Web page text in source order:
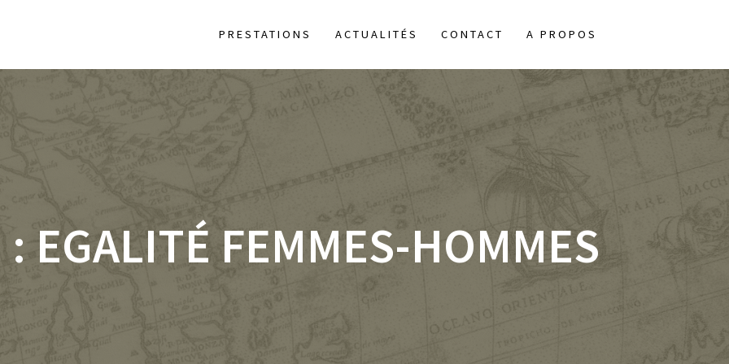
PRESTATIONS ACTUALITÉS CONTACT A PROPOS
: EGALITÉ FEMMES-HOMMES